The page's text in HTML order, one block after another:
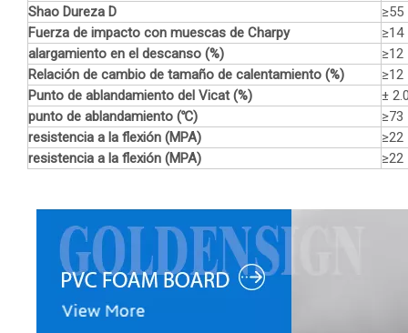
Shao Dureza D
≥55
Fuerza de impacto con muescas de Charpy
≥14
alargamiento en el descanso (%)
≥12
Relación de cambio de tamaño de calentamiento (%)
≥12
Punto de ablandamiento del Vicat (%)
±
punto de ablandamiento (℃)
≥73
resistencia a la flexión (MPA)
≥22
resistencia a la flexión (MPA)
≥22